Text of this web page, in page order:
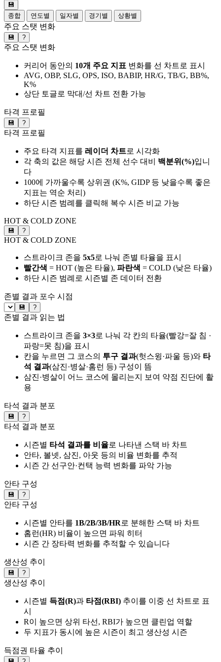
💾
종합
연도별 일자별 경기별 상황별
주요 스탯 변화
💾 ?
주요 스탯 변화
커리어 동안의 10개 주요 지표 변화를 선 차트로 표시
AVG, OBP, SLG, OPS, ISO, BABIP, HR/G, TB/G, BB%,
K%
상단 토글로 막대/선 차트 전환 가능
타격 프로필
💾 ?
타격 프로필
주요 타격 지표를 레이더 차트로 시각화
각 축의 값은 해당 시즌 전체 선수 대비 백분위(%)입니
다
100에 가까울수록 상위권 (K%, GIDP 등 낮을수록 좋은
지표는 역순 처리)
하단 시즌 범례를 클릭해 복수 시즌 비교 가능
HOT & COLD ZONE
💾 ?
HOT & COLD ZONE
스트라이크 존을 5x5로 나눠 존별 타율을 표시
빨간색 = HOT (높은 타율), 파란색 = COLD (낮은 타율)
하단 시즌 범례로 시즌별 존 데이터 전환
존별 결과 포수 시점
💾 ?
존별 결과 읽는 법
스트라이크 존을 3×3로 나눠 각 칸의 타율(빨강=잘 침 ·
파랑=못 침)을 표시
칸을 누르면 그 코스의 투구 결과(헛스윙·파울 등)와 타
석 결과(삼진·병살·홈런 등) 구성이 뜸
삼진·병살이 어느 코스에 몰리는지 보여 약점 진단에 활
용
타석 결과 분포
💾 ?
타석 결과 분포
시즌별 타석 결과를 비율로 나타낸 스택 바 차트
안타, 볼넷, 삼진, 아웃 등의 비율 변화를 추적
시즌 간 선구안·컨택 능력 변화를 파악 가능
안타 구성
💾 ?
안타 구성
시즌별 안타를 1B/2B/3B/HR로 분해한 스택 바 차트
홈런(HR) 비율이 높으면 파워 히터
시즌 간 장타력 변화를 추적할 수 있습니다
생산성 추이
💾 ?
생산성 추이
시즌별 득점(R)과 타점(RBI) 추이를 이중 선 차트로 표
시
R이 높으면 상위 타선, RBI가 높으면 클린업 역할
두 지표가 동시에 높은 시즌이 최고 생산성 시즌
득점권 타율 추이